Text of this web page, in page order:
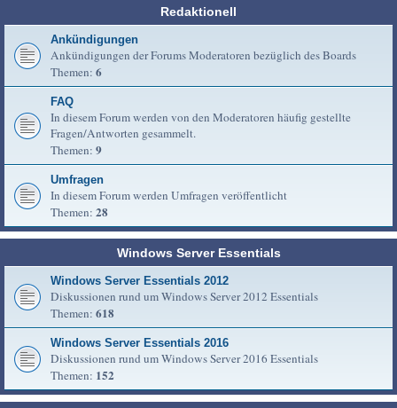
Redaktionell
Ankündigungen
Ankündigungen der Forums Moderatoren bezüglich des Boards
Themen: 6
FAQ
In diesem Forum werden von den Moderatoren häufig gestellte
Fragen/Antworten gesammelt.
Themen: 9
Umfragen
In diesem Forum werden Umfragen veröffentlicht
Themen: 28
Windows Server Essentials
Windows Server Essentials 2012
Diskussionen rund um Windows Server 2012 Essentials
Themen: 618
Windows Server Essentials 2016
Diskussionen rund um Windows Server 2016 Essentials
Themen: 152